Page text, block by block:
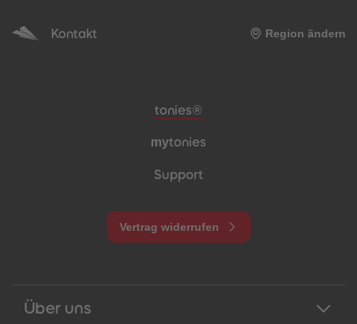
Kontakt Region ändern
Meta-Navigation Footer
tonies®
mytonies
Support
Vertrag widerrufen
Über uns